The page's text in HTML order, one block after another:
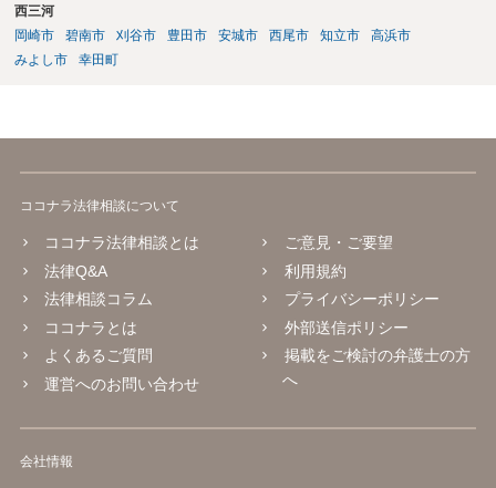
西三河
岡崎市
碧南市 刈谷市 豊田市 安城市 西尾市 知立市
高浜市
みよし市
幸田町
ココナラ法律相談について
ココナラ法律相談とは
法律Q&A
法律相談コラム
ココナラとは
よくあるご質問
運営へのお問い合わせ
ご意見・ご要望
利用規約
プライバシーポリシー
外部送信ポリシー
掲載をご検討の弁護士の方
へ
会社情報